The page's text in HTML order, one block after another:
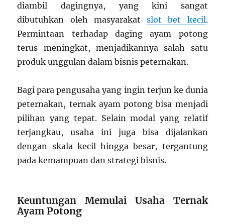
diambil dagingnya, yang kini sangat
dibutuhkan oleh masyarakatslot bet kecil.
Permintaan terhadap daging ayam potong
terus meningkat, menjadikannya salah satu
produk unggulan dalam bisnis peternakan.
Bagi para pengusaha yang ingin terjun ke dunia
peternakan, ternak ayam potong bisa menjadi
pilihan yang tepat. Selain modal yang relatif
terjangkau, usaha ini juga bisa dijalankan
dengan skala kecil hingga besar, tergantung
pada kemampuan dan strategi bisnis.
Keuntungan Memulai Usaha Ternak
Ayam Potong